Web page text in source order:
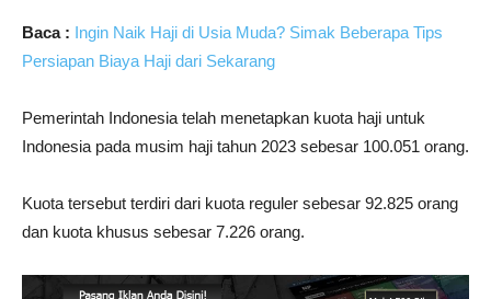
Baca : Ingin Naik Haji di Usia Muda? Simak Beberapa Tips
Persiapan Biaya Haji dari Sekarang
Pemerintah Indonesia telah menetapkan kuota haji untuk
Indonesia pada musim haji tahun 2023 sebesar 100.051 orang.
Kuota tersebut terdiri dari kuota reguler sebesar 92.825 orang
dan kuota khusus sebesar 7.226 orang.